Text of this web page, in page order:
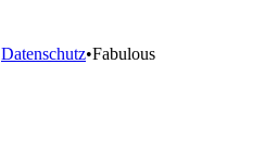
Datenschutz•Fabulous